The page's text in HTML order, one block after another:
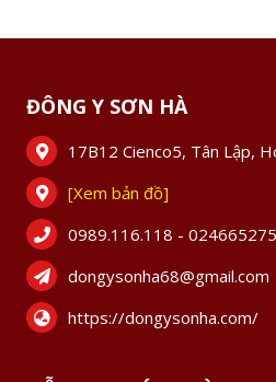
ĐÔNG Y SƠN HÀ
17B12 Cienco5, Tân Lập,
[Xem bản đồ]
0989.116.118 -
dongysonha68@gmail.com
https://dongysonha.com/